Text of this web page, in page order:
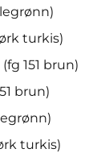
turkis)
151 brun)
brun)
turkis)